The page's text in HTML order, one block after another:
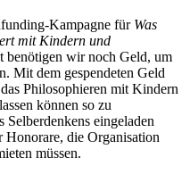
Kampagne für Was
mit Kindern und
benötigen wir noch Geld, um
Mit dem gespendeten Geld
Philosophieren mit Kindern
können so zu
eingeladen
die Organisation
müssen.